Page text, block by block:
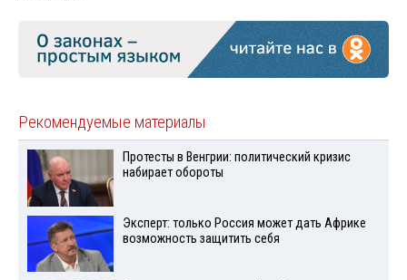
Рекомендуемые материалы
Протесты в Венгрии: политический кризис
набирает обороты
Эксперт: только Россия может дать Африке
возможность защитить себя